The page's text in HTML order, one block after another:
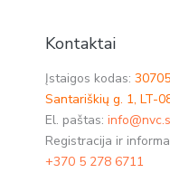
Kontaktai
Įstaigos kodas:
Santariškių g. 1, LT-
El. paštas:
Registracija ir
+370 5 278 6711